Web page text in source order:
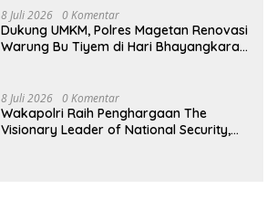
8 Juli 2026 0 Komentar
Dukung UMKM, Polres Magetan Renovasi
Warung Bu Tiyem di Hari Bhayangkara
8 Juli 2026 0 Komentar
Wakapolri Raih Penghargaan The
Visionary Leader of National Security,